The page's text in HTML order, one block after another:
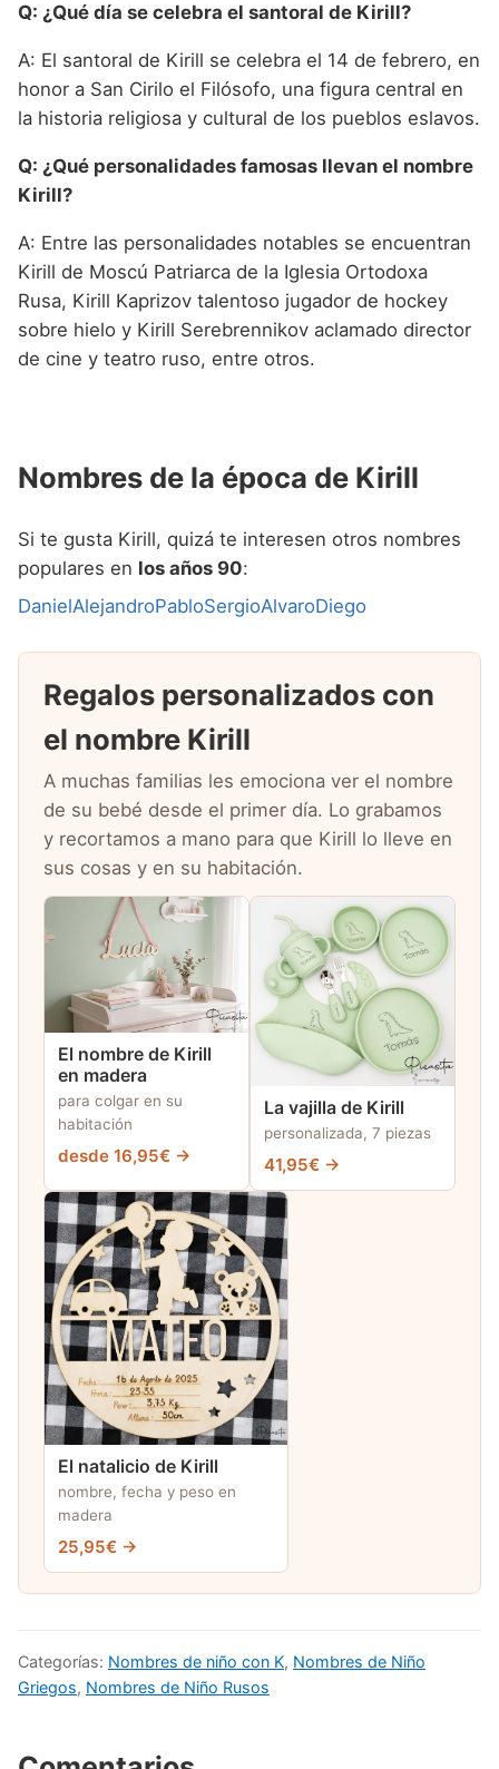
Q: ¿Qué día se celebra el santoral de Kirill?
A: El santoral de Kirill se celebra el 14 de febrero, en
honor a San Cirilo el Filósofo, una figura central en
la historia religiosa y cultural de los pueblos eslavos.
Q: ¿Qué personalidades famosas llevan el nombre
Kirill?
A: Entre las personalidades notables se encuentran
Kirill de Moscú Patriarca de la Iglesia Ortodoxa
Rusa, Kirill Kaprizov talentoso jugador de hockey
sobre hielo y Kirill Serebrennikov aclamado director
de cine y teatro ruso, entre otros.
Nombres de la época de Kirill
Si te gusta Kirill, quizá te interesen otros nombres
populares en los años 90:
DanielAlejandroPabloSergioAlvaroDiego
Regalos personalizados con
el nombre Kirill
A muchas familias les emociona ver el nombre
de su bebé desde el primer día. Lo grabamos
y recortamos a mano para que Kirill lo lleve en
sus cosas y en su habitación.
El nombre de Kirill
en madera
para colgar en su
habitación
desde 16,95€ →
La vajilla de Kirill
personalizada, 7 piezas
41,95€ →
El natalicio de Kirill
nombre, fecha y peso en
madera
25,95€ →
Categorías: Nombres de niño con K, Nombres de Niño
Griegos, Nombres de Niño Rusos